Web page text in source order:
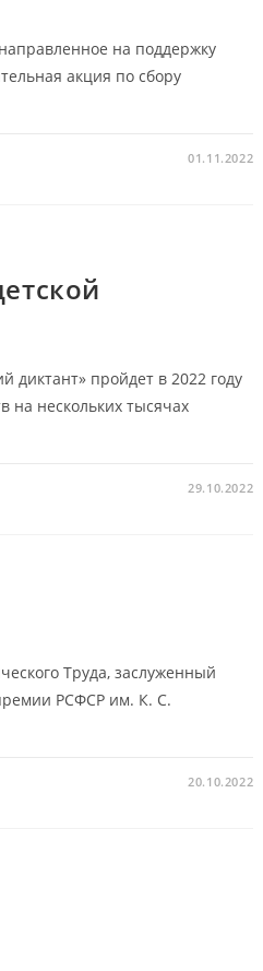
на поддержку
акция по сбору
01.11.2022
диктант» пройдет в 2022 году
на нескольких тысячах
29.10.2022
Труда, заслуженный
РСФСР им. К. С.
20.10.2022